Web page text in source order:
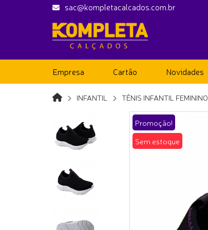
sac@kompletacalcados.com.br
Empresa Cartão Novidades
INFANTIL TÊNIS INFANTIL FEMININO
Promoção!
Sem estoque